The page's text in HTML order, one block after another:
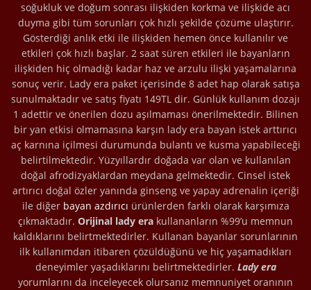
soğukluk ve doğum sonrası ilişkiden korkma ve ilişkide acı
duyma gibi tüm sorunları çok hızlı şekilde çözüme ulaştırır.
Gösterdiği anlık etki ile ilişkiden hemen önce kullanılır ve
etkileri çok hızlı başlar. 2 saat süren etkileri ile bayanların
ilişkiden hiç olmadığı kadar haz ve arzulu ilişki yaşamalarına
sonuç verir. Lady era paket içerisinde 8 adet hap olarak satışa
sunulmaktadır ve satış fiyatı 149TL dir. Günlük kullanım dozajı
1 adettir ve önerilen dozu aşılmaması önerilmektedir. Bilinen
bir yan etkisi olmamasına karşın lady era bayan istek arttırıcı
aç karnına içilmesi durumunda bulantı ve kusma yapabileceği
belirtilmektedir. Yüzyıllardır doğada var olan ve kullanılan
doğal afrodizyaklardan meydana gelmektedir. Cinsel istek
artırıcı doğal özler yanında ginseng ve yapay adrenalin içeriği
ile diğer bayan azdırıcı ürünlerden farklı olarak karşımıza
çıkmaktadır. Orijinal lady era kullananların %99’u memnun
kaldıklarını belirtmektedirler. Kullanan bayanlar sorunlarının
ilk kullanımdan itibaren çözüldüğünü ve hiç yaşamadıkları
deneyimler yaşadıklarını belirtmektedirler. Lady era
yorumlarını da inceleyecek olursanız memnuniyet oranının